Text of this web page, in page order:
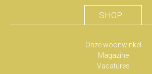
SHOP
Onze woonwinkel
Magazine
Vacatures